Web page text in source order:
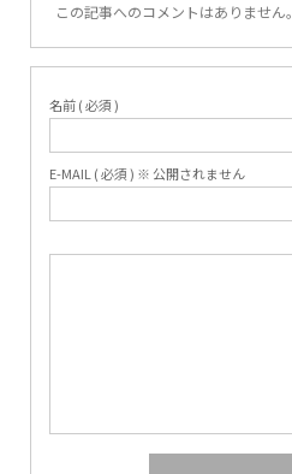
この記事へのコメントはありません。
名前 ( 必須 )
E-MAIL ( 必須 ) ※ 公開されません